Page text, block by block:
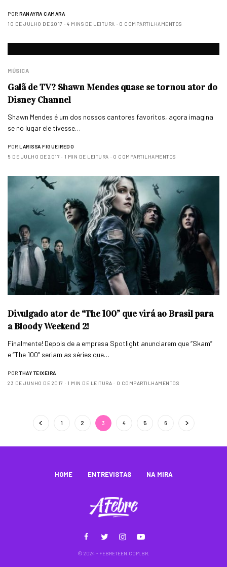
POR RANAYRA CAMARA
10 DE JULHO DE 2017
4 MINS DE LEITURA 0 COMPARTILHAMENTOS
MÚSICA
Galã de TV? Shawn Mendes quase se tornou ator do
Disney Channel
Shawn Mendes é um dos nossos cantores favoritos, agora imagina
se no lugar ele tivesse…
POR LARISSA FIGUEIREDO
5 DE JULHO DE 2017
1 MIN DE LEITURA 0 COMPARTILHAMENTOS
Divulgado ator de “The 100” que virá ao Brasil para
a Bloody Weekend 2!
Finalmente! Depois de a empresa Spotlight anunciarem que “Skam”
e “The 100” seriam as séries que…
POR THAY TEIXEIRA
23 DE JUNHO DE 2017
1 MIN DE LEITURA 0 COMPARTILHAMENTOS
1 2 3 4 5 6
HOME ENTREVISTAS NA MIRA
© 2024 - FEBRETEEN.COM.BR.